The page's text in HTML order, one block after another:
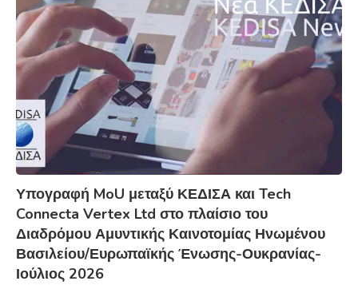
Υπογραφή MoU μεταξύ ΚΕΔΙΣΑ και Tech
Connecta Vertex Ltd στο πλαίσιο του
Διαδρόμου Αμυντικής Καινοτομίας Ηνωμένου
Βασιλείου/Ευρωπαϊκής Ένωσης-Ουκρανίας-
Ιούλιος 2026